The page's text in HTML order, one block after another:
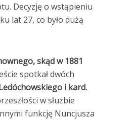
Decyzję o wstąpieniu
lat 27, co było dużą
skąd w 1881
spotkał dwóch
i kard.
w służbie
funkcję Nuncjusza